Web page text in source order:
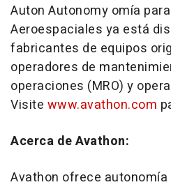
Auton Autonomy omía
Aeroespaciales ya está
fabricantes de equipos
operadores de
operaciones (MRO) y
Visite www.avathon.com
Acerca de Avathon:
Avathon ofrece